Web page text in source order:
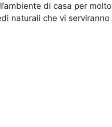
di casa per molto
naturali che vi serviranno